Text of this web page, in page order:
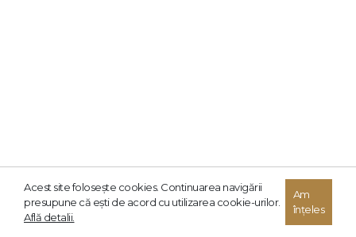
Acest site foloseşte cookies. Continuarea navigării
presupune că eşti de acord cu utilizarea cookie-urilor.
Află detalii.
Am
înțeles